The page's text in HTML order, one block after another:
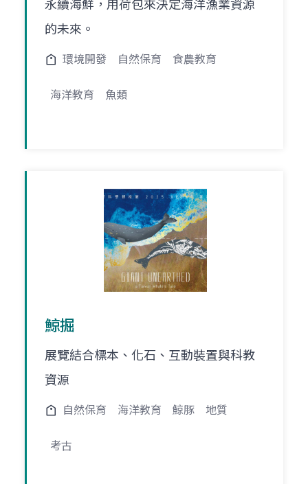
永續海鮮，用荷包來決定海洋漁業資源
的未來。
環境開發 自然保育 食農教育
海洋教育 魚類
鯨掘
展覽結合標本、化石、互動裝置與科教
資源
自然保育 海洋教育 鯨豚 地質
考古